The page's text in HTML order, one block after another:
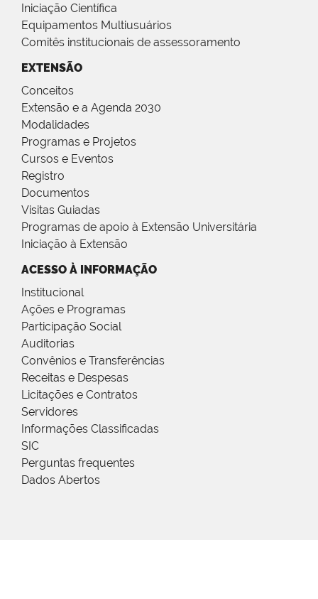
Iniciação Científica
Equipamentos Multiusuários
Comitês institucionais de assessoramento
EXTENSÃO
Conceitos
Extensão e a Agenda 2030
Modalidades
Programas e Projetos
Cursos e Eventos
Registro
Documentos
Visitas Guiadas
Programas de apoio à Extensão Universitária
Iniciação à Extensão
ACESSO À INFORMAÇÃO
Institucional
Ações e Programas
Participação Social
Auditorias
Convênios e Transferências
Receitas e Despesas
Licitações e Contratos
Servidores
Informações Classificadas
SIC
Perguntas frequentes
Dados Abertos